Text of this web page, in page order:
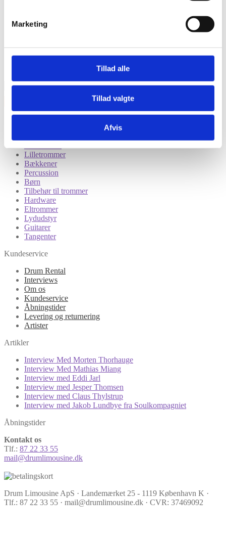
Marketing
Tillad alle
Tillad valgte
Afvis
Kategorier
Lilletrommer
Bækkener
Percussion
Børn
Tilbehør til trommer
Hardware
Eltrommer
Lydudstyr
Guitarer
Tangenter
Kundeservice
Drum Rental
Interviews
Om os
Kundeservice
Åbningstider
Levering og returnering
Artister
Artikler
Interview Med Morten Thorhauge
Interview Med Mathias Miang
Interview med Eddi Jarl
Interview med Jesper Thomsen
Interview med Claus Thylstrup
Interview med Jakob Lundbye fra Soulkompagniet
Åbningstider
Kontakt os
Tlf.: 87 22 33 55
mail@drumlimousine.dk
Drum Limousine ApS · Landemærket 25 - 1119 København K ·
Tlf.: 87 22 33 55 · mail@drumlimousine.dk · CVR: 37469092